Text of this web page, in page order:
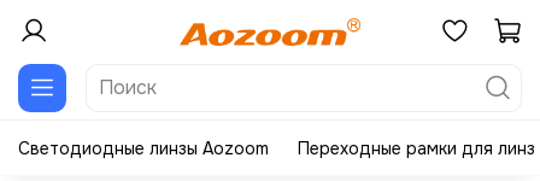
Светодиодные линзы Aozoom Переходные рамки для линз